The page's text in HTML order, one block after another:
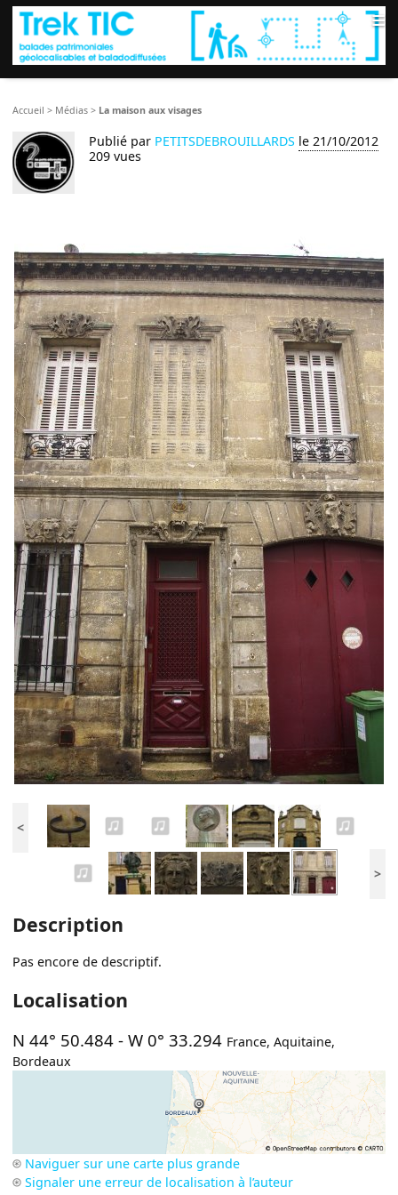
≡
Accueil > Médias > La maison aux visages
Publié par PETITSDEBROUILLARDS le 21/10/2012
209 vues
<
>
Description
Pas encore de descriptif.
Localisation
N 44° 50.484 -W 0° 33.294 France,Aquitaine,
Bordeaux
Naviguer sur une carte plus grande
Signaler une erreur de localisation à l’auteur